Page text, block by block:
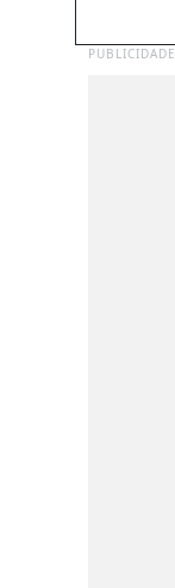
PUBLICIDADE